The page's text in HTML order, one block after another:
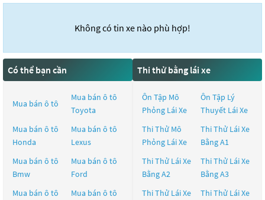
Không có tin xe nào phù hợp!
Có thể bạn cần
Mua bán ô tô
Mua bán ô tô
Toyota
Mua bán ô tô
Honda
Mua bán ô tô
Lexus
Mua bán ô tô
Bmw
Mua bán ô tô
Ford
Mua bán ô tô
Mua bán ô tô
Thi thử bằng lái xe
Ôn Tập Mô
Phỏng Lái Xe
Ôn Tập Lý
Thuyết Lái Xe
Thi Thử Mô
Phỏng Lái Xe
Thi Thử Lái Xe
Bằng A1
Thi Thử Lái Xe
Bằng A2
Thi Thử Lái Xe
Bằng A3
Thi Thử Lái Xe
Thi Thử Lái Xe